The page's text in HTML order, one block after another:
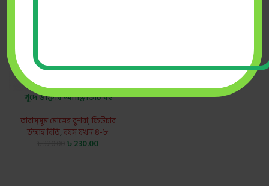
খুদে ডাক্তার অ্যাক্টিভিটি বই
তাবাস্সুম মোস্লেহ বুশরা,ফিউচার
উম্মাহ বিডি,বয়স যখন ৪-৮
৳230.00